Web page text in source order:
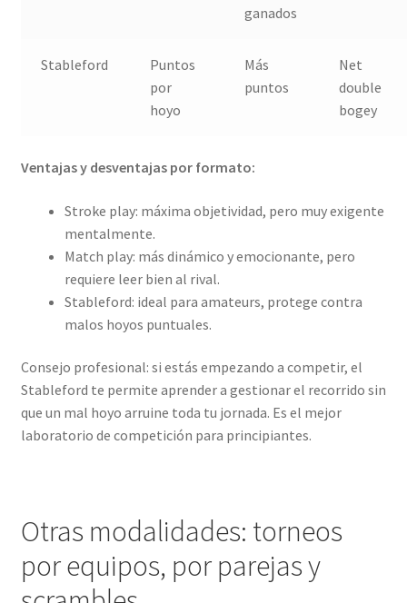
ganados
Stableford
Puntos
por
hoyo
Más
puntos
Net
double
bogey
Ventajas y desventajas por formato:
Stroke play: máxima objetividad, pero muy exigente
mentalmente.
Match play: más dinámico y emocionante, pero
requiere leer bien al rival.
Stableford: ideal para amateurs, protege contra
malos hoyos puntuales.
Consejo profesional: si estás empezando a competir, el
Stableford te permite aprender a gestionar el recorrido sin
que un mal hoyo arruine toda tu jornada. Es el mejor
laboratorio de competición para principiantes.
Otras modalidades: torneos
por equipos, por parejas y